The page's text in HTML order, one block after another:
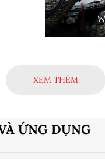
XEM THÊM
ỨNG DỤNG